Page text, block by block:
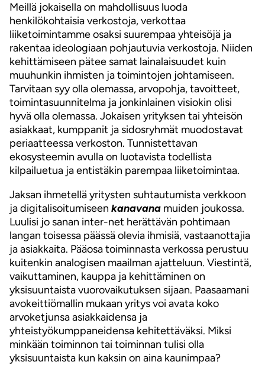
Meillä jokaisella on mahdollisuus luoda
henkilökohtaisia verkostoja, verkottaa
liiketoimintamme osaksi suurempaa yhteisöjä ja
rakentaa ideologiaan pohjautuvia verkostoja. Niiden
kehittämiseen pätee samat lainalaisuudet kuin
muuhunkin ihmisten ja toimintojen johtamiseen.
Tarvitaan syy olla olemassa, arvopohja, tavoitteet,
toimintasuunnitelma ja jonkinlainen visiokin olisi
hyvä olla olemassa. Jokaisen yrityksen tai yhteisön
asiakkaat, kumppanit ja sidosryhmät muodostavat
periaatteessa verkoston. Tunnistettavan
ekosysteemin avulla on luotavista todellista
kilpailuetua ja entistäkin parempaa liiketoimintaa.
Jaksan ihmetellä yritysten suhtautumista verkkoon
ja digitalisoitumiseen kanavana muiden joukossa.
Luulisi jo sanan inter-net herättävän pohtimaan
langan toisessa päässä olevia ihmisiä, vastaanottajia
ja asiakkaita. Pääosa toiminnasta verkossa perustuu
kuitenkin analogisen maailman ajatteluun. Viestintä,
vaikuttaminen, kauppa ja kehittäminen on
yksisuuntaista vuorovaikutuksen sijaan. Paasaamani
avokeittiömallin mukaan yritys voi avata koko
arvoketjunsa asiakkaidensa ja
yhteistyökumppaneidensa kehitettäväksi. Miksi
minkään toiminnon tai toiminnan tulisi olla
yksisuuntaista kun kaksin on aina kaunimpaa?